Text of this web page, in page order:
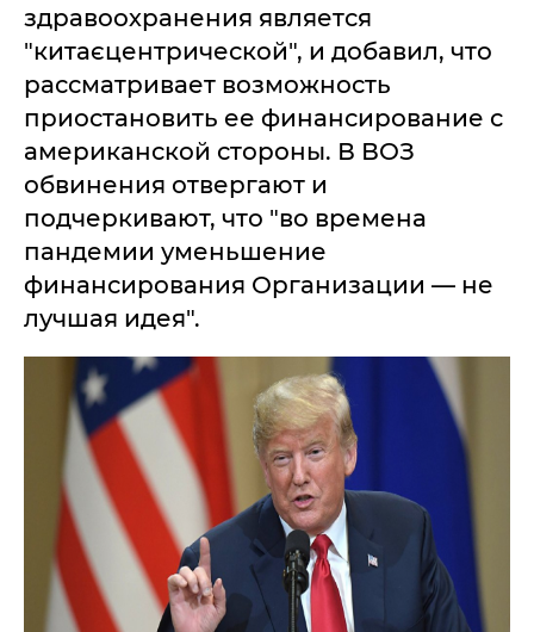
здравоохранения является
"китаєцентрической", и добавил, что
рассматривает возможность
приостановить ее финансирование с
американской стороны. В ВОЗ
обвинения отвергают и
подчеркивают, что "во времена
пандемии уменьшение
финансирования Организации — не
лучшая идея".